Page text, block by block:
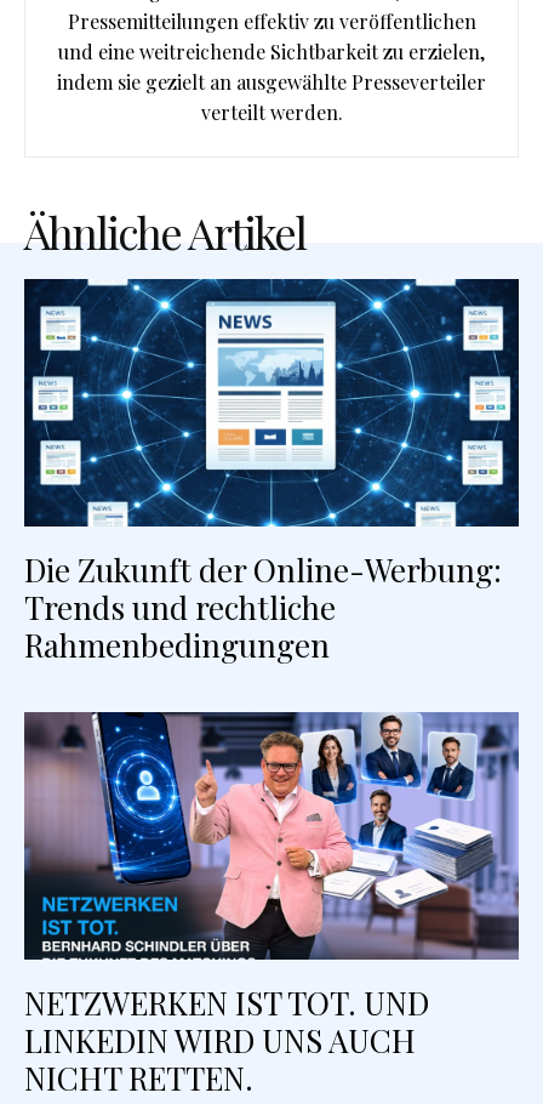
Pressemitteilungen effektiv zu veröffentlichen
und eine weitreichende Sichtbarkeit zu erzielen,
indem sie gezielt an ausgewählte Presseverteiler
verteilt werden.
Ähnliche Artikel
Die Zukunft der Online-Werbung:
Trends und rechtliche
Rahmenbedingungen
NETZWERKEN IST TOT. UND
LINKEDIN WIRD UNS AUCH
NICHT RETTEN.